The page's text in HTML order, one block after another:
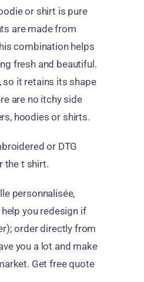
or shirt is pure
are made from
combination helps
fresh and beautiful.
,so it retains its shape
are no itchy side
, hoodies or shirts.
or DTG
the t shirt.
personnalisée,
you redesign if
);order directly from
you a lot and make
. Get free quote